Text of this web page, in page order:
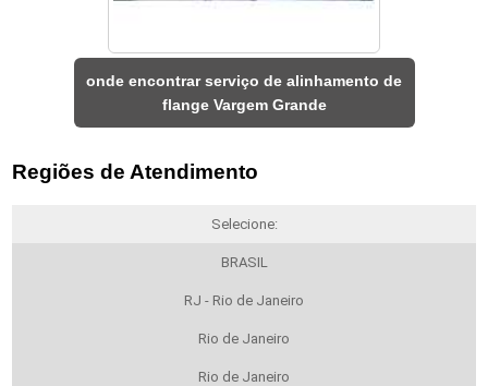
onde encontrar serviço de alinhamento de
flange Vargem Grande
Regiões de Atendimento
Selecione:
BRASIL
RJ - Rio de Janeiro
Rio de Janeiro
Rio de Janeiro